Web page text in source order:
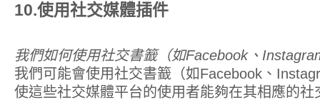
10.使用社交媒體插件
我們如何使用社交書籖（如Facebook、
我們可能會使用社交書籖（如Facebook、
使這些社交媒體平台的使用者能夠在其相應的